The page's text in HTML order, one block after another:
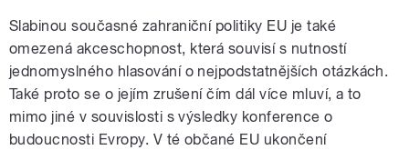
Slabinou současné zahraniční politiky EU je také
omezená akceschopnost, která souvisí s nutností
jednomyslného hlasování o nejpodstatnějších otázkách.
Také proto se o jejím zrušení čím dál více mluví, a to
mimo jiné v souvislosti s výsledky konference o
budoucnosti Evropy. V té občané EU ukončení